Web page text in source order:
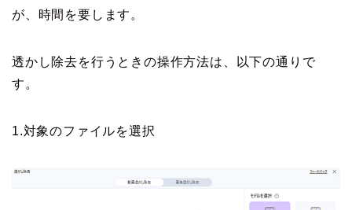
が、時間を要します。
透かし除去を行うときの操作方法は、以下の通りで
す。
1.対象のファイルを選択